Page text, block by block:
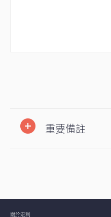
重要備註
關於宏利